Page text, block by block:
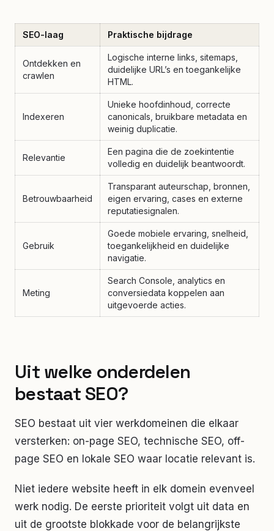
SEO-laag Praktische bijdrage
Ontdekken en
crawlen
Logische interne links, sitemaps,
duidelijke URL’s en toegankelijke
HTML.
Indexeren
Unieke hoofdinhoud, correcte
canonicals, bruikbare metadata en
weinig duplicatie.
Relevantie
Een pagina die de zoekintentie
volledig en duidelijk beantwoordt.
Betrouwbaarheid
Transparant auteurschap, bronnen,
eigen ervaring, cases en externe
reputatiesignalen.
Gebruik
Goede mobiele ervaring, snelheid,
toegankelijkheid en duidelijke
navigatie.
Meting
Search Console, analytics en
conversiedata koppelen aan
uitgevoerde acties.
Uit welke onderdelen
bestaat SEO?
SEO bestaat uit vier werkdomeinen die elkaar
versterken: on-page SEO, technische SEO, off-
page SEO en lokale SEO waar locatie relevant is.
Niet iedere website heeft in elk domein evenveel
werk nodig. De eerste prioriteit volgt uit data en
uit de grootste blokkade voor de belangrijkste